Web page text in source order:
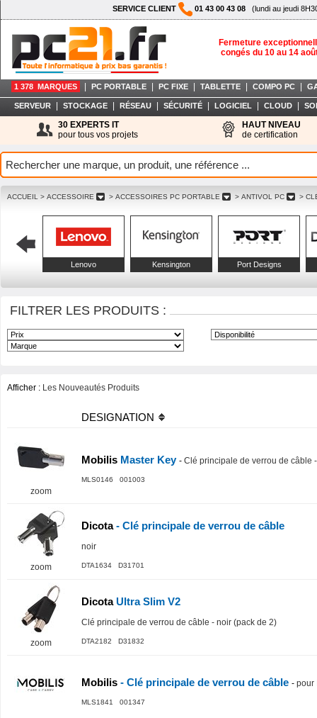
SERVICE CLIENT 01 43 00 43 08 (lundi au jeudi
Fermeture
congés du 10 au 14
1 378 MARQUES PC PORTABLE PC FIXE TABLETTE COMPO PC
SERVEUR STOCKAGE RÉSEAU SÉCURITÉ LOGICIEL CLOUD
30 EXPERTS IT
pour tous vos projets
HAUT NIVEAU
de certification
ACCUEIL > ACCESSOIRE > ACCESSOIRES PC PORTABLE > ANTIVOL PC >
Lenovo Kensington Port Designs
FILTRER LES PRODUITS :
Afficher : Les Nouveautés Produits
DESIGNATION
zoom
Mobilis Master Key - Clé principale de verrou de câble
MLS0146 001003
zoom
Dicota- Clé principale de verrou de câble
noir
DTA1634 D31701
zoom
DicotaUltra Slim V2
Clé principale de verrou de câble - noir (pack de 2)
DTA2182 D31832
Mobilis - Clé principale de verrou de câble - pour
MLS1841 001347